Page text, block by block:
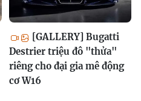
[GALLERY] Bugatti
Destrier triệu đô "thửa"
riêng cho đại gia mê động
cơ W16